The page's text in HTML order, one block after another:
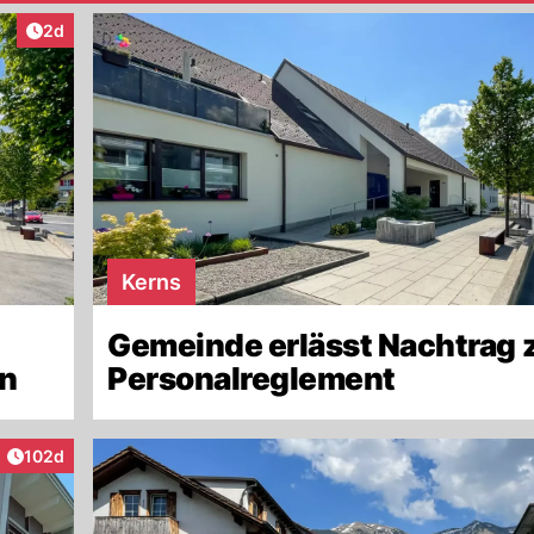
Artikel veröffentlicht:
2d
Kerns
Gemeinde erlässt Nachtrag
Personalreglement
Artikel veröffentlicht:
102d